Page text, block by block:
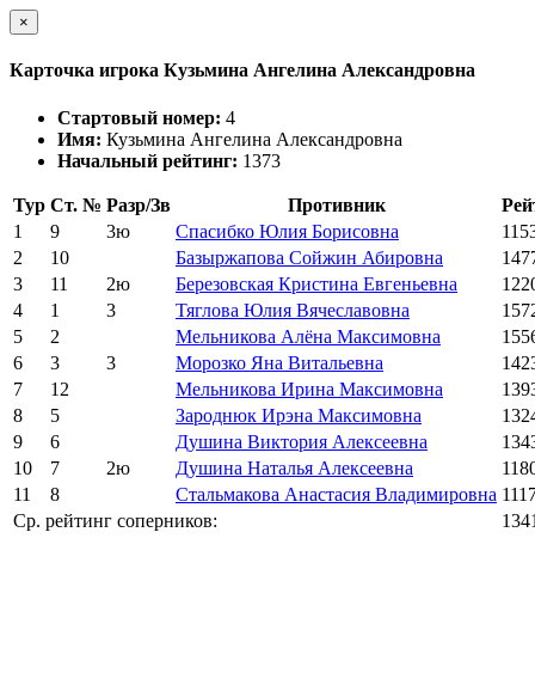
×
Карточка игрока Кузьмина Ангелина Александровна
Стартовый номер: 4
Имя: Кузьмина Ангелина Александровна
Начальный рейтинг: 1373
Тур Ст. № Разр/Зв Противник
1
9 3ю Спасибко Юлия Борисовна
2
10 Базыржапова Сойжин Абировна
3
11 2ю Березовская Кристина Евгеньевна
4
1 3 Тяглова Юлия Вячеславовна
5
2 Мельникова Алёна Максимовна
6
3 3 Морозко Яна Витальевна
7
12 Мельникова Ирина Максимовна
8
5 Зароднюк Ирэна Максимовна
9
6 Душина Виктория Алексеевна
10
7 2ю Душина Наталья Алексеевна
11
8 Стальмакова Анастасия Владимировна
Ср. рейтинг соперников: